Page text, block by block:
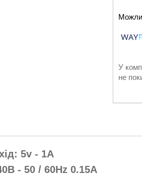
У
не
5v - 1A
- 50 / 60Hz 0.15A